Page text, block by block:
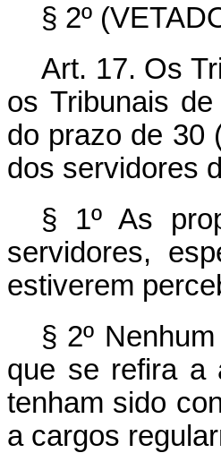
§ 2º
Art. 17. Os
os Tribunais
do prazo de 30
dos servidores
§ 1º As
servidores,
estiverem
§ 2º
que se refira a
tenham sido
a cargos